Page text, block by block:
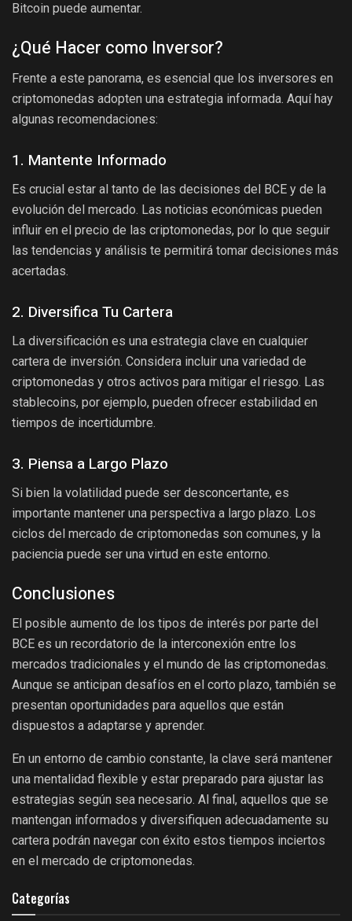
Bitcoin puede aumentar.
¿Qué Hacer como Inversor?
Frente a este panorama, es esencial que los inversores en
criptomonedas adopten una estrategia informada. Aquí hay
algunas recomendaciones:
1. Mantente Informado
Es crucial estar al tanto de las decisiones del BCE y de la
evolución del mercado. Las noticias económicas pueden
influir en el precio de las criptomonedas, por lo que seguir
las tendencias y análisis te permitirá tomar decisiones más
acertadas.
2. Diversifica Tu Cartera
La diversificación es una estrategia clave en cualquier
cartera de inversión. Considera incluir una variedad de
criptomonedas y otros activos para mitigar el riesgo. Las
stablecoins, por ejemplo, pueden ofrecer estabilidad en
tiempos de incertidumbre.
3. Piensa a Largo Plazo
Si bien la volatilidad puede ser desconcertante, es
importante mantener una perspectiva a largo plazo. Los
ciclos del mercado de criptomonedas son comunes, y la
paciencia puede ser una virtud en este entorno.
Conclusiones
El posible aumento de los tipos de interés por parte del
BCE es un recordatorio de la interconexión entre los
mercados tradicionales y el mundo de las criptomonedas.
Aunque se anticipan desafíos en el corto plazo, también se
presentan oportunidades para aquellos que están
dispuestos a adaptarse y aprender.
En un entorno de cambio constante, la clave será mantener
una mentalidad flexible y estar preparado para ajustar las
estrategias según sea necesario. Al final, aquellos que se
mantengan informados y diversifiquen adecuadamente su
cartera podrán navegar con éxito estos tiempos inciertos
en el mercado de criptomonedas.
Categorías